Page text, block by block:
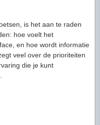
is het aan te raden
hoe voelt het
en hoe wordt informatie
veel over de prioriteiten
die je kunt